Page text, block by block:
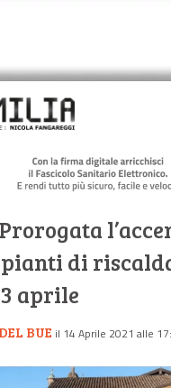
di
aprile
BUE il 14 Aprile 2021 alle